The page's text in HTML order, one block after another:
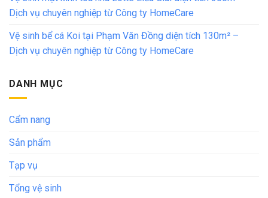
Dịch vụ chuyên nghiệp từ Công ty HomeCare
Vệ sinh bể cá Koi tại Phạm Văn Đồng diện tích 130m² –
Dịch vụ chuyên nghiệp từ Công ty HomeCare
DANH MỤC
Cẩm nang
Sản phẩm
Tạp vụ
Tổng vệ sinh